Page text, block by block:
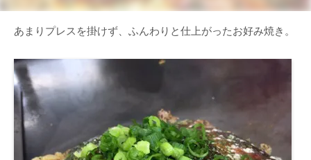
あまりプレスを掛けず、ふんわりと仕上がったお好み焼き。